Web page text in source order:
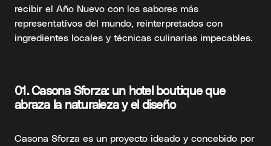
recibir el Año Nuevo con los sabores más
representativos del mundo, reinterpretados con
ingredientes locales y técnicas culinarias impecables.
01. Casona Sforza: un hotel boutique que
abraza la naturaleza y el diseño
Casona Sforza es un proyecto ideado y concebido por